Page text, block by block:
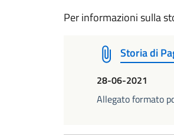
Per informazioni sulla
Storia di
28-06-2021
Allegato formato